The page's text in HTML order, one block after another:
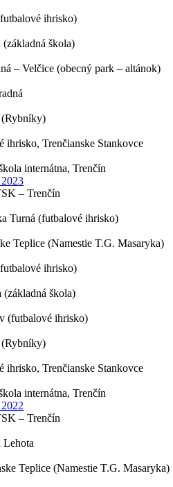
ihrisko)
škola)
– Velčice (obecný park – altánok)
ihrisko, Trenčianske Stankovce
internátna, Trenčín
– Trenčín
Turná (futbalové ihrisko)
Teplice (Namestie T.G. Masaryka)
ihrisko)
(základná škola)
(futbalové ihrisko)
ihrisko, Trenčianske Stankovce
internátna, Trenčín
– Trenčín
Teplice (Namestie T.G. Masaryka)